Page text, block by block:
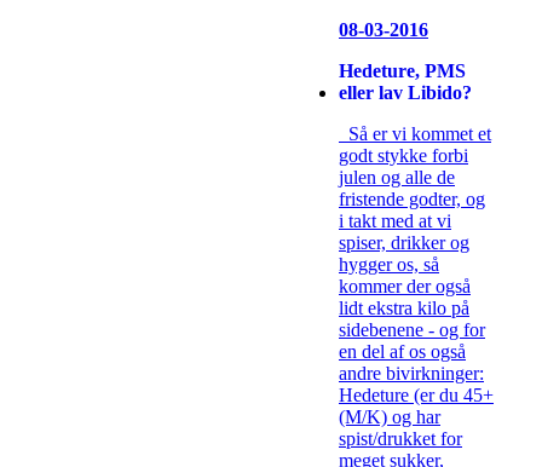
08-03-2016
Hedeture, PMS
eller lav Libido?
Så er vi kommet et
godt stykke forbi
julen og alle de
fristende godter, og
i takt med at vi
spiser, drikker og
hygger os, så
kommer der også
lidt ekstra kilo på
sidebenene - og for
en del af os også
andre bivirkninger:
Hedeture (er du 45+
(M/K) og har
spist/drukket for
meget sukker,